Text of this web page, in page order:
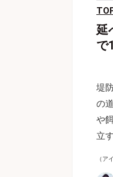
延
で
堤
の
や
立
（ア